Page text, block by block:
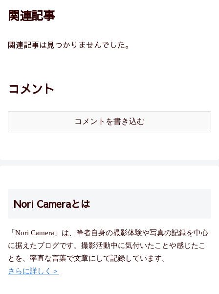
関連記事
関連記事は見つかりませんでした。
コメント
コメントを書き込む
Nori Cameraとは
「Nori Camera」は、筆者自身の撮影体験や写真の記録を中心
に据えたブログです。撮影活動中に気付いたことや感じたこ
とを、率直な言葉で文章にして記録しています。
さらに詳しく＞